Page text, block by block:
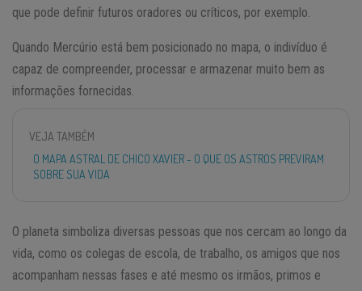
que pode definir futuros oradores ou críticos, por exemplo.
Quando Mercúrio está bem posicionado no mapa, o indivíduo é
capaz de compreender, processar e armazenar muito bem as
informações fornecidas.
VEJA TAMBÉM
O MAPA ASTRAL DE CHICO XAVIER - O QUE OS ASTROS PREVIRAM
SOBRE SUA VIDA
O planeta simboliza diversas pessoas que nos cercam ao longo da
vida, como os colegas de escola, de trabalho, os amigos que nos
acompanham nessas fases e até mesmo os irmãos, primos e